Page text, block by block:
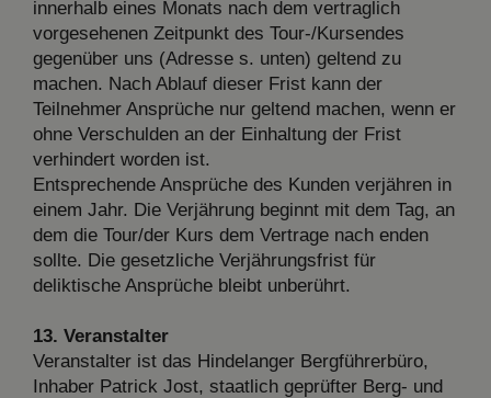
innerhalb eines Monats nach dem vertraglich
vorgesehenen Zeitpunkt des Tour-/Kursendes
gegenüber uns (Adresse s. unten) geltend zu
machen. Nach Ablauf dieser Frist kann der
Teilnehmer Ansprüche nur geltend machen, wenn er
ohne Verschulden an der Einhaltung der Frist
verhindert worden ist.
Entsprechende Ansprüche des Kunden verjähren in
einem Jahr. Die Verjährung beginnt mit dem Tag, an
dem die Tour/der Kurs dem Vertrage nach enden
sollte. Die gesetzliche Verjährungsfrist für
deliktische Ansprüche bleibt unberührt.
13. Veranstalter
Veranstalter ist das Hindelanger Bergführerbüro,
Inhaber Patrick Jost, staatlich geprüfter Berg- und